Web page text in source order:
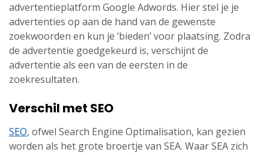
advertentieplatform Google Adwords. Hier stel je je
advertenties op aan de hand van de gewenste
zoekwoorden en kun je ‘bieden’ voor plaatsing. Zodra
de advertentie goedgekeurd is, verschijnt de
advertentie als een van de eersten in de
zoekresultaten.
Verschil met SEO
SEO, ofwel Search Engine Optimalisation, kan gezien
worden als het grote broertje van SEA. Waar SEA zich